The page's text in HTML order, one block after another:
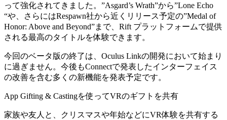
って強化されてきました。”Asgard’s Wrath”から”Lone Echo
“や、さらにはRespawn社から近くリリース予定の”Medal of
Honor: Above and Beyond”まで、Rift プラットフォームで提供
される最高のタイトルを体験できます。
今回のベータ版の終了は、Oculus Linkの開発において始まり
に過ぎません。今後もConnectで発表したインターフェイス
の改善を含む多くの新機能を発表予定です。
App Gifting & Castingを使ってVRのギフトを共有
家族や友人と、クリスマスや年始などにVR体験を共有する